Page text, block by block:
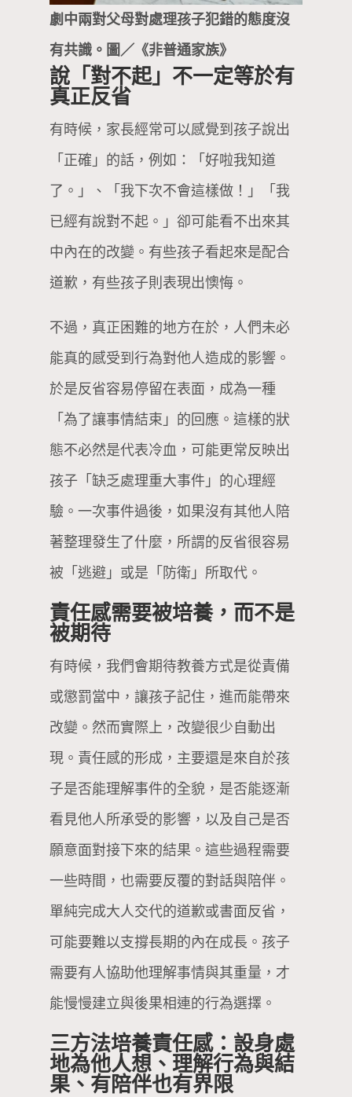
劇中兩對父母對處理孩子犯錯的態度沒
有共識。圖／《非普通家族》
說「對不起」不一定等於有
真正反省
有時候，家長經常可以感覺到孩子說出
「正確」的話，例如：「好啦我知道
了。」、「我下次不會這樣做！」「我
已經有說對不起。」卻可能看不出來其
中內在的改變。有些孩子看起來是配合
道歉，有些孩子則表現出懊悔。
不過，真正困難的地方在於，人們未必
能真的感受到行為對他人造成的影響。
於是反省容易停留在表面，成為一種
「為了讓事情結束」的回應。這樣的狀
態不必然是代表冷血，可能更常反映出
孩子「缺乏處理重大事件」的心理經
驗。一次事件過後，如果沒有其他人陪
著整理發生了什麼，所謂的反省很容易
被「逃避」或是「防衛」所取代。
責任感需要被培養，而不是
被期待
有時候，我們會期待教養方式是從責備
或懲罰當中，讓孩子記住，進而能帶來
改變。然而實際上，改變很少自動出
現。責任感的形成，主要還是來自於孩
子是否能理解事件的全貌，是否能逐漸
看見他人所承受的影響，以及自己是否
願意面對接下來的結果。這些過程需要
一些時間，也需要反覆的對話與陪伴。
單純完成大人交代的道歉或書面反省，
可能要難以支撐長期的內在成長。孩子
需要有人協助他理解事情與其重量，才
能慢慢建立與後果相連的行為選擇。
三方法培養責任感：設身處
地為他人想、理解行為與結
果、有陪伴也有界限